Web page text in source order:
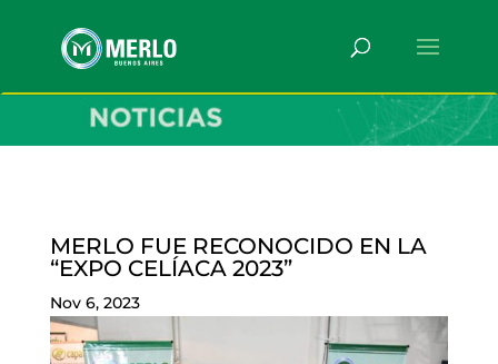
MERLO FUE RECONOCIDO EN LA
“EXPO CELÍACA 2023”
Nov 6, 2023